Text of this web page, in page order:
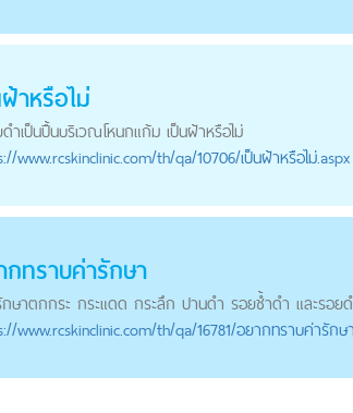
าหรือไม่
ำเป็นปื้นบริเวณโหนกแก้ม เป็นฝ้าหรือไม่
www.rcskinclinic.com/th/qa/10706/เป็นฝ้าหรือไม่.aspx
ทราบค่ารักษา
ษาตกกระ กระแดด กระลึก ปานดำ รอยช้ำดำ และรอย
www.rcskinclinic.com/th/qa/16781/อยากทราบค่ารักษ